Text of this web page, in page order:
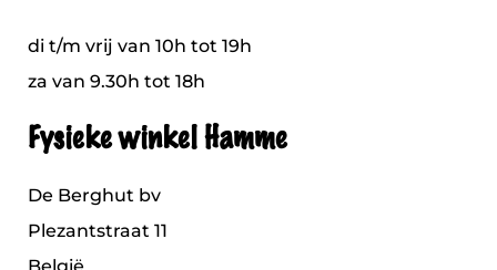
di t/m vrij van 10h tot 19h
za van 9.30h tot 18h
Fysieke winkel Hamme
De Berghut bv
Plezantstraat 11